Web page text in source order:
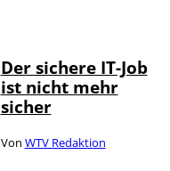
Der sichere IT-Job
ist nicht mehr
sicher
Von WTV Redaktion